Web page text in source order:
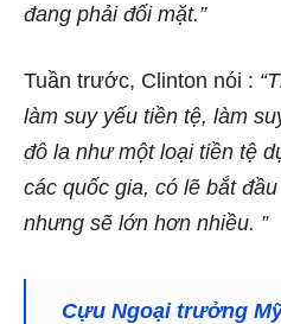
đang phải đối mặt.”
Tuần trước, Clinton nói :
làm suy yếu tiền tệ, làm
đô la như một loại tiền tệ
các quốc gia, có lẽ bắt
nhưng sẽ lớn hơn nhiều. ”
Cựu Ngoại trưởng